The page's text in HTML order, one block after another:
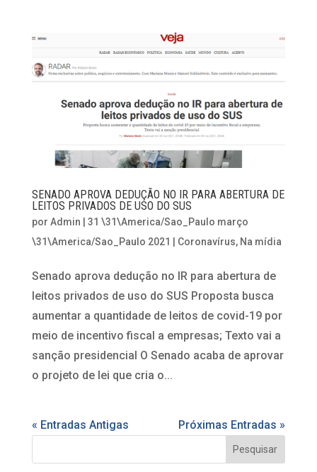
SENADO APROVA DEDUÇÃO NO IR PARA ABERTURA DE
LEITOS PRIVADOS DE USO DO SUS
por Admin
31 \31\America/Sao_Paulo março
\31\America/Sao_Paulo 2021
Coronavírus, Na mídia
Senado aprova dedução no IR para abertura de
leitos privados de uso do SUS Proposta busca
aumentar a quantidade de leitos de covid-19 por
meio de incentivo fiscal a empresas; Texto vai a
sanção presidencial O Senado acaba de aprovar
o projeto de lei que cria o...
« Entradas Antigas Próximas Entradas »